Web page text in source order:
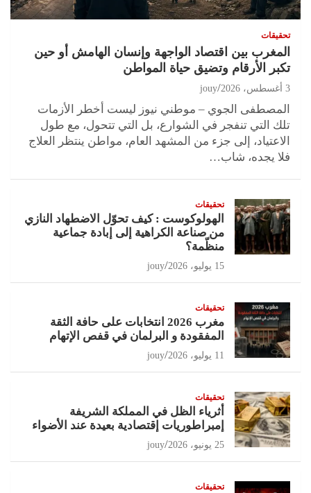
تحقيقات
المغرب بين اقتصاد الواجهة وإنسان الهامش أو حين
تكبر الأرقام وتضيق حياة المواطن
3 أغسطس، 2026 jouy
المصطفى الجوي – موطني نيوز ليست أخطر الأزمات
تلك التي تنفجر في الشوارع، بل التي تتحول، مع طول
الاعتياد، إلى جزء من المشهد العام، مواطن ينتظر العلاج
فلا يجده، شاب…
تحقيقات
الهولوكوست : كيف تحوّل الاضطهاد النازي
من صناعة الكراهية إلى إبادة جماعية
منظّمة؟
15 يوليو، 2026 jouy
تحقيقات
مغرب 2026 انتخابات على حافة الثقة
المفقودة و البرلمان في قفص الإتهام
11 يوليو، 2026 jouy
تحقيقات
أثرياء الظل في المملكة الشريفة
إمبراطوريات إقتصادية بعيدة عند الأضواء
25 يونيو، 2026 jouy
تحقيقات